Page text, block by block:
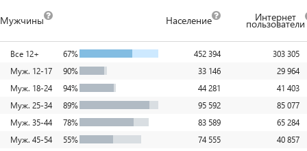
Мужчины Население Интернет
пользователи
Все 12+ 67% 452 394
303 305
Муж. 12-17
90% 33 146
29 964
Муж. 18-24
94% 44 281
41 403
Муж. 25-34
89% 95 592
85 077
Муж. 35-44
78% 83 589
65 284
Муж. 45-54
55% 74 555
40 857